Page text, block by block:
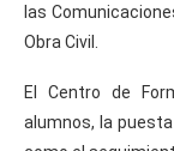
las
Obra Civil.
El Centro de
alumnos, la